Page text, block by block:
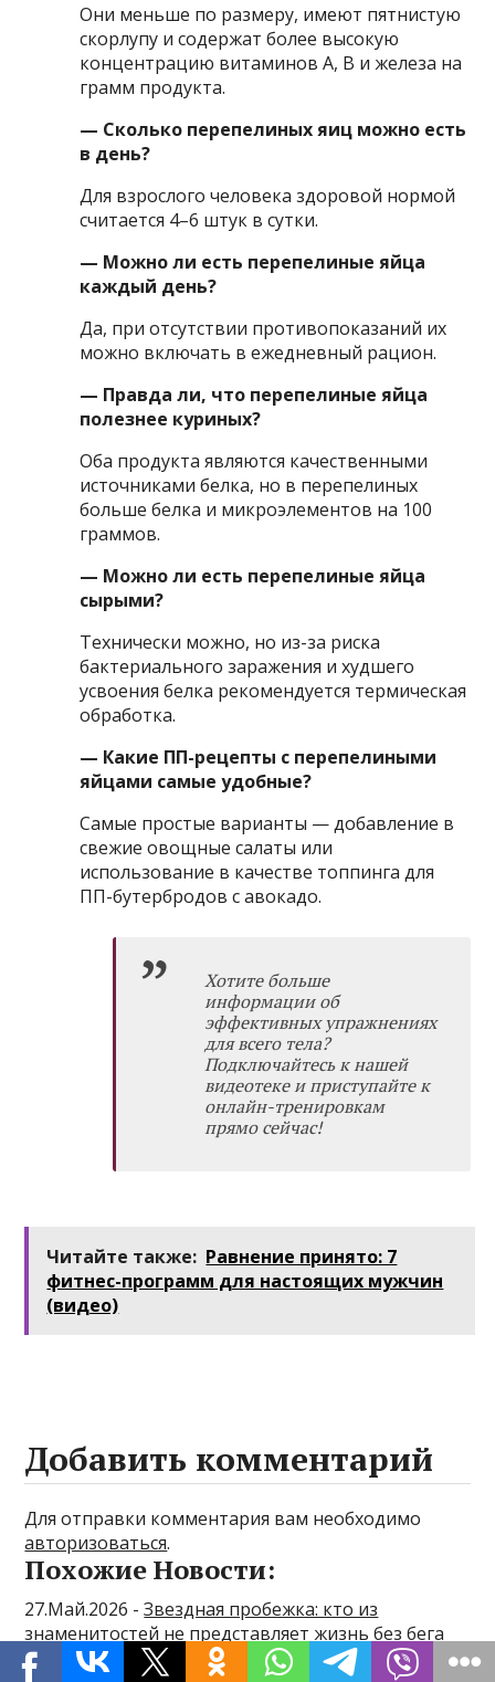
Они меньше по размеру, имеют пятнистую
скорлупу и содержат более высокую
концентрацию витаминов А, В и железа на
грамм продукта.
— Сколько перепелиных яиц можно есть
в день?
Для взрослого человека здоровой нормой
считается 4–6 штук в сутки.
— Можно ли есть перепелиные яйца
каждый день?
Да, при отсутствии противопоказаний их
можно включать в ежедневный рацион.
— Правда ли, что перепелиные яйца
полезнее куриных?
Оба продукта являются качественными
источниками белка, но в перепелиных
больше белка и микроэлементов на 100
граммов.
— Можно ли есть перепелиные яйца
сырыми?
Технически можно, но из-за риска
бактериального заражения и худшего
усвоения белка рекомендуется термическая
обработка.
— Какие ПП-рецепты с перепелиными
яйцами самые удобные?
Самые простые варианты — добавление в
свежие овощные салаты или
использование в качестве топпинга для
ПП-бутербродов с авокадо.
Хотите больше
информации об
эффективных упражнениях
для всего тела?
Подключайтесь к нашей
видеотеке и приступайте к
онлайн-тренировкам
прямо сейчас!
Читайте также: Равнение принято: 7
фитнес-программ для настоящих мужчин
(видео)
Добавить комментарий
Для отправки комментария вам необходимо
авторизоваться.
Похожие Новости:
27.Май.2026 -Звездная пробежка: кто из
знаменитостей не представляет жизнь без бега
26.Май.2026 -Жим узким хватом: как сместить